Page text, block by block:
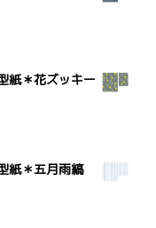
紙＊花ズッキー
紙＊五月雨縞